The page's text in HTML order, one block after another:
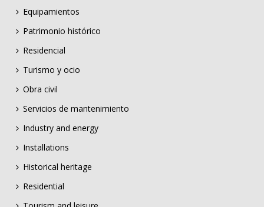
Equipamientos
Patrimonio histórico
Residencial
Turismo y ocio
Obra civil
Servicios de mantenimiento
Industry and energy
Installations
Historical heritage
Residential